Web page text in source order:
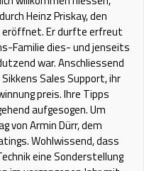
Heinz Priskay, den
eröffnet. Er durfte erfreut
Familie dies- und jenseits
war. Anschliessend
Sales Support, ihr
preis. Ihre Tipps
aufgesogen. Um
von Armin Dürr, dem
Wohlwissend, dass
eine Sonderstellung